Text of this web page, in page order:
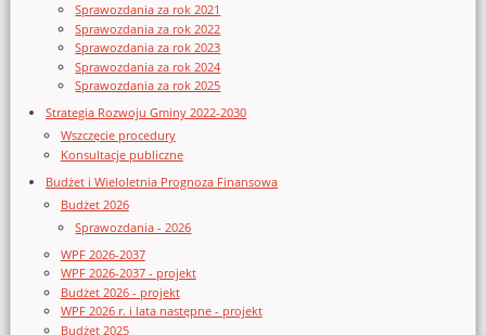
Sprawozdania za rok 2021
Sprawozdania za rok 2022
Sprawozdania za rok 2023
Sprawozdania za rok 2024
Sprawozdania za rok 2025
Strategia Rozwoju Gminy 2022-2030
Wszczęcie procedury
Konsultacje publiczne
Budżet i Wieloletnia Prognoza Finansowa
Budżet 2026
Sprawozdania - 2026
WPF 2026-2037
WPF 2026-2037 - projekt
Budżet 2026 - projekt
WPF 2026 r. i lata następne - projekt
Budżet 2025